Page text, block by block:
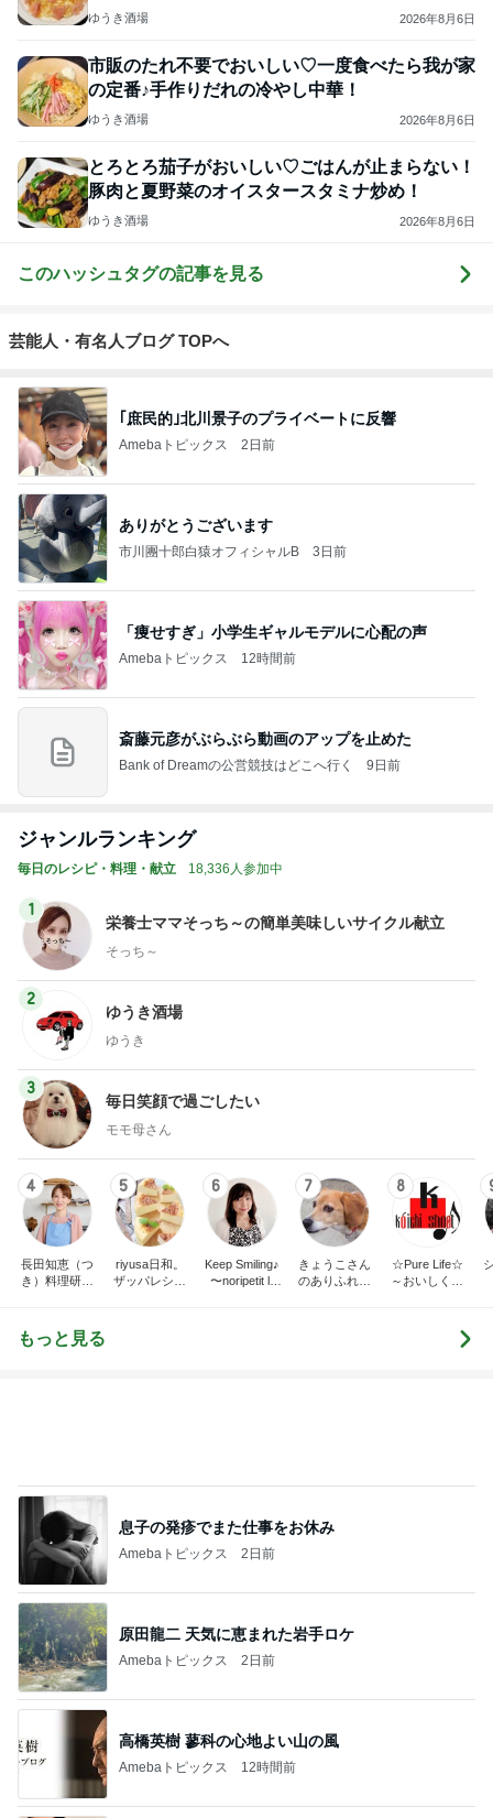
ゆうき酒場 2026年8月6日
市販のたれ不要でおいしい♡一度食べたら我が家
の定番♪手作りだれの冷やし中華！
ゆうき酒場 2026年8月6日
とろとろ茄子がおいしい♡ごはんが止まらない！
豚肉と夏野菜のオイスタースタミナ炒め！
ゆうき酒場 2026年8月6日
このハッシュタグの記事を見る
芸能人・有名人ブログ TOPへ
｢庶民的｣北川景子のプライベートに反響
Amebaトピックス 2日前
ありがとうございます
市川團十郎白猿オフィシャルB 3日前
「痩せすぎ」小学生ギャルモデルに心配の声
Amebaトピックス 12時間前
斎藤元彦がぶらぶら動画のアップを止めた
Bank of Dreamの公営競技はどこへ行く 9日前
ジャンルランキング
毎日のレシピ・料理・献立 18,336人参加中
1
栄養士ママそっち～の簡単美味しいサイクル献立
そっち～
2
ゆうき酒場
ゆうき
3
毎日笑顔で過ごしたい
モモ母さん
4
長田知恵（つ
き）料理研究
キッチンアイ
テム」
5
riyusa日和。
ザッパレシピ
6
Keep Smiling♪
〜noripetit lif
7
きょうこさん
のありふれた
8
☆Pure Life☆
～おいしく、
もっと見る
息子の発疹でまた仕事をお休み
Amebaトピックス 2日前
原田龍二 天気に恵まれた岩手ロケ
Amebaトピックス 2日前
高橋英樹 蓼科の心地よい山の風
Amebaトピックス 12時間前